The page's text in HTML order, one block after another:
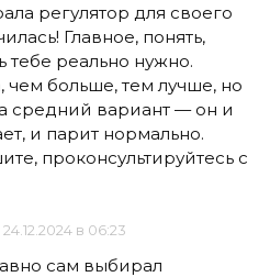
регулятор для своего
Главное, понять,
тебе реально нужно.
чем больше, тем лучше, но
средний вариант — он и
и парит нормально.
проконсультируйтесь с
24.12.2024 в 06:23
сам выбирал